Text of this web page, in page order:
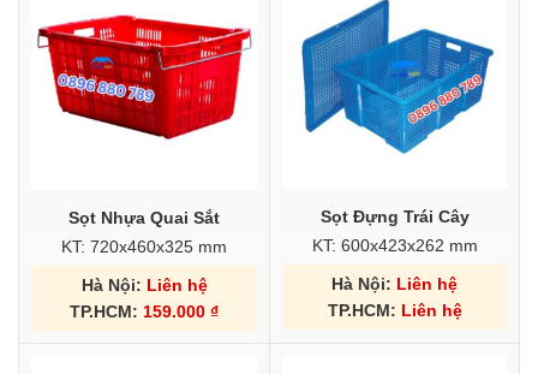
Sọt Nhựa Quai Sắt
KT: 720x460x325 mm
Hà Nội: Liên hệ
TP.HCM: 159.000 ₫
Sọt Đựng Trái Cây
KT: 600x423x262 mm
Hà Nội: Liên hệ
TP.HCM: Liên hệ